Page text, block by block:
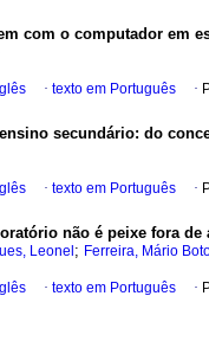
com o computador em
· texto em Português ·
secundário: do
· texto em Português ·
não é peixe fora de
Leonel ; Ferreira, Mário
· texto em Português ·